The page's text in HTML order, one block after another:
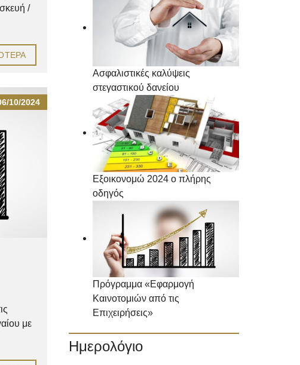
/
10/2024
με
Ασφαλιστικές καλύψεις
στεγαστικού δανείου
Εξοικονομώ 2024 ο πλήρης
οδηγός
Πρόγραμμα «Εφαρμογή
Καινοτομιών από τις
Επιχειρήσεις»
Ημερολόγιο